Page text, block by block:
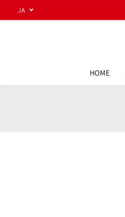
コンテンツにスキ
JA
HOME